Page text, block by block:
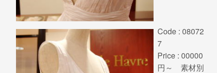
Code : 08072
7
Price : 00000
円～ 素材別